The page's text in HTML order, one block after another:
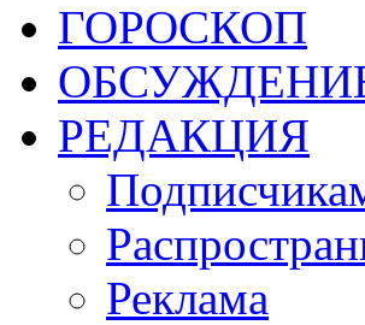
ГОРОСКОП
РЕДАКЦИЯ
Реклама